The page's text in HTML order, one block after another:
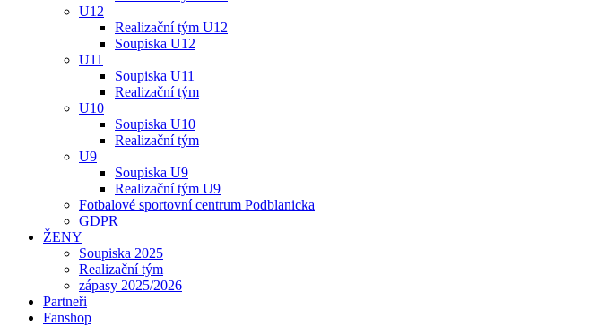
U12
Realizační tým U12
Soupiska U12
U11
Soupiska U11
Realizační tým
U10
Soupiska U10
Realizační tým
U9
Soupiska U9
Realizační tým U9
Fotbalové sportovní centrum Podblanicka
GDPR
ŽENY
Soupiska 2025
Realizační tým
zápasy 2025/2026
Partneři
Fanshop